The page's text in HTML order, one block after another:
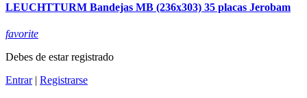
LEUCHTTURM Bandejas MB (236x303) 35 placas Jerobam
favorite
Debes de estar registrado
Entrar| Registrarse